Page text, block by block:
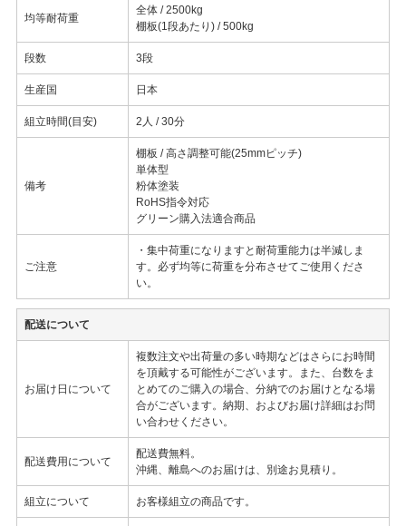
均等耐荷重
全体 / 2500kg
棚板(1段あたり) / 500kg
段数 3段
生産国 日本
組立時間(目安) 2人 / 30分
備考
棚板 / 高さ調整可能(25mmピッチ)
単体型
粉体塗装
RoHS指令対応
グリーン購入法適合商品
ご注意
・集中荷重になりますと耐荷重能力は半減しま
す。必ず均等に荷重を分布させてご使用くださ
い。
配送について
お届け日について
複数注文や出荷量の多い時期などはさらにお時間
を頂戴する可能性がございます。また、台数をま
とめてのご購入の場合、分納でのお届けとなる場
合がございます。納期、およびお届け詳細はお問
い合わせください。
配送費用について
配送費無料。
沖縄、離島へのお届けは、別途お見積り。
組立について お客様組立の商品です。